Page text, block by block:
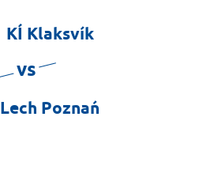
KÍ Klaksvík
vs
Lech Poznań